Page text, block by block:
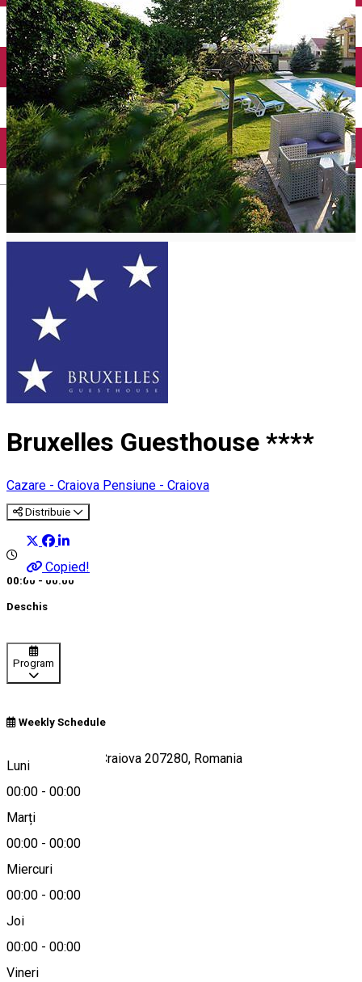
English
Închirieri auto
Închirieri biciclete
Taxi
Încărcare vehicule electrice
Bruxelles Guesthouse ****
Cazare - Craiova Pensiune - Craiova
Distribuie
Copied!
00:00 - 00:00
Deschis
Program
Weekly Schedule
Luni
00:00 - 00:00
Marți
00:00 - 00:00
Miercuri
00:00 - 00:00
Joi
00:00 - 00:00
Vineri
Strada Zorilor 8, Craiova 207280, Romania
Hartă